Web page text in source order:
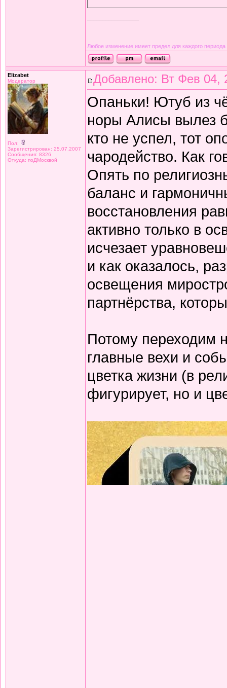
Любое изменение имеет предел для каждого периода
Elizabet
Модератор
Пол:
Зарегистрирован: 25.07.2007
Сообщения: 8326
Откуда: поДМосквой
Добавлено: Вт Фев 04,
Опаньки! Ютуб из
норы Алисы вылез
кто не успел, тот
чародейство. Как
Опять по
баланс и
восстановления
активно только в
исчезает
и как оказалось,
освещения
партнёрства,
Потому переходим
главные вехи и
цветка жизни (в
фигурирует, но и